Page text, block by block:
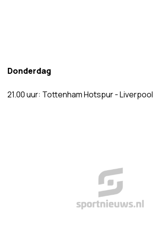
Donderdag
21.00 uur: Tottenham Hotspur - Liverpool